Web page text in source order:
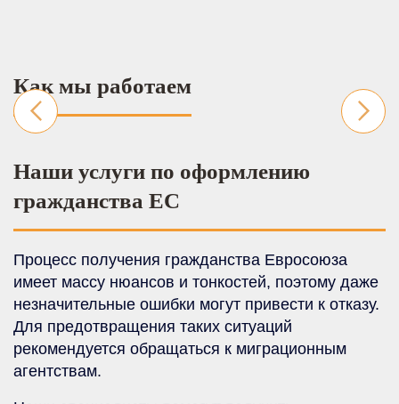
Как мы работаем
Наши услуги по оформлению
гражданства ЕС
Процесс получения гражданства Евросоюза
имеет массу нюансов и тонкостей, поэтому даже
незначительные ошибки могут привести к отказу.
Для предотвращения таких ситуаций
рекомендуется обращаться к миграционным
агентствам.